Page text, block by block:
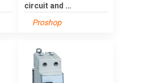
circuit and ...
Proshop